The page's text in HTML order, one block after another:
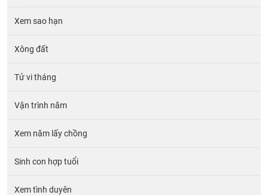
Xem sao hạn
Xông đất
Tử vi tháng
Vận trình năm
Xem năm lấy chồng
Sinh con hợp tuổi
Xem tình duyên